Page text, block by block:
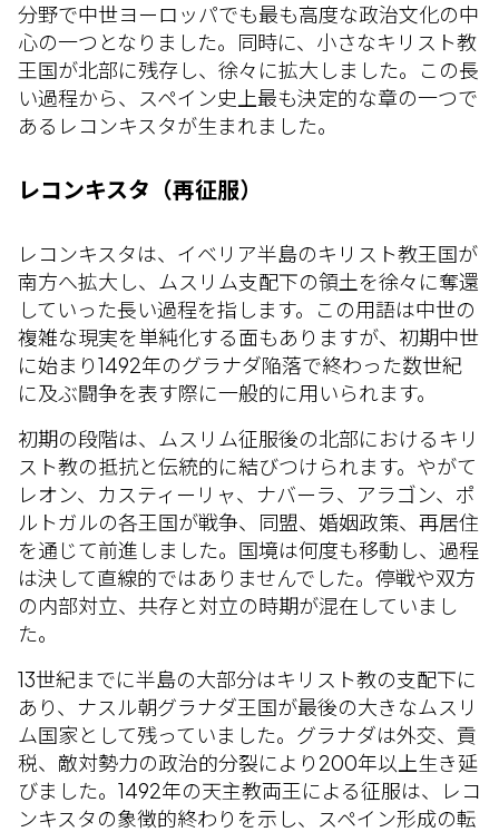
分野で中世ヨーロッパでも最も高度な政治文化の中
心の一つとなりました。同時に、小さなキリスト教
王国が北部に残存し、徐々に拡大しました。この長
い過程から、スペイン史上最も決定的な章の一つで
あるレコンキスタが生まれました。
レコンキスタ（再征服）
レコンキスタは、イベリア半島のキリスト教王国が
南方へ拡大し、ムスリム支配下の領土を徐々に奪還
していった長い過程を指します。この用語は中世の
複雑な現実を単純化する面もありますが、初期中世
に始まり1492年のグラナダ陥落で終わった数世紀
に及ぶ闘争を表す際に一般的に用いられます。
初期の段階は、ムスリム征服後の北部におけるキリ
スト教の抵抗と伝統的に結びつけられます。やがて
レオン、カスティーリャ、ナバーラ、アラゴン、ポ
ルトガルの各王国が戦争、同盟、婚姻政策、再居住
を通じて前進しました。国境は何度も移動し、過程
は決して直線的ではありませんでした。停戦や双方
の内部対立、共存と対立の時期が混在していまし
た。
13世紀までに半島の大部分はキリスト教の支配下に
あり、ナスル朝グラナダ王国が最後の大きなムスリ
ム国家として残っていました。グラナダは外交、貢
税、敵対勢力の政治的分裂により200年以上生き延
びました。1492年の天主教両王による征服は、レコ
ンキスタの象徴的終わりを示し、スペイン形成の転